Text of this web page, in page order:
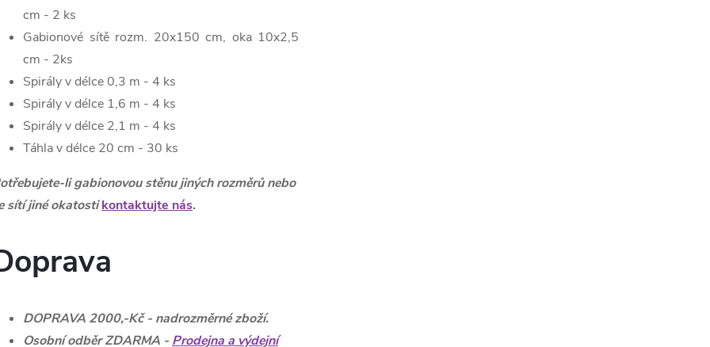
cm - 2 ks
Gabionové sítě rozm. 20x150 cm, oka 10x2,5
cm - 2ks
Spirály v délce 0,3 m - 4 ks
Spirály v délce 1,6 m - 4 ks
Spirály v délce 2,1 m - 4 ks
Táhla v délce 20 cm - 30 ks
li gabionovou stěnu jiných rozměrů nebo
sítí jiné okatosti kontaktujte nás.
DOPRAVA 2000,-Kč - nadrozměrné zboží.
Osobní odběr ZDARMA - Prodejna a výdejní